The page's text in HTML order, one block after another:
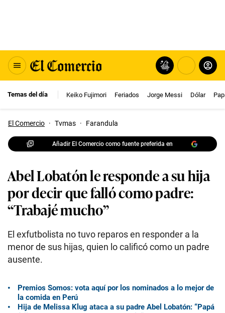
Temas del día Keiko Fujimori Feriados Jorge Messi Dólar
El Comercio · Tvmas · Farandula
Añadir El Comercio como fuente preferida en
Abel Lobatón le responde a su hija
por decir que falló como padre:
“Trabajé mucho”
El exfutbolista no tuvo reparos en responder a la
menor de sus hijas, quien lo calificó como un padre
ausente.
Premios Somos: vota aquí por los nominados a lo mejor de
la comida en Perú
Hija de Melissa Klug ataca a su padre Abel Lobatón: “Papá